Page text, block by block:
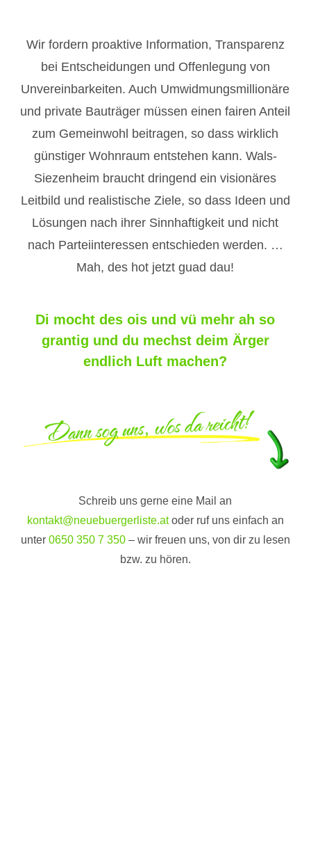
Wir fordern proaktive Information, Transparenz
bei Entscheidungen und Offenlegung von
Unvereinbarkeiten. Auch Umwidmungsmillionäre
und private Bauträger müssen einen fairen Anteil
zum Gemeinwohl beitragen, so dass wirklich
günstiger Wohnraum entstehen kann. Wals-
Siezenheim braucht dringend ein visionäres
Leitbild und realistische Ziele, so dass Ideen und
Lösungen nach ihrer Sinnhaftigkeit und nicht
nach Parteiinteressen entschieden werden. …
Mah, des hot jetzt guad dau!
Di mocht des ois und vü mehr ah so
grantig und du mechst deim Ärger
endlich Luft machen?
Schreib uns gerne eine Mail an
kontakt@neuebuergerliste.atoder ruf uns einfach an
unter 0650 350 7 350– wir freuen uns, von dir zu lesen
bzw. zu hören.